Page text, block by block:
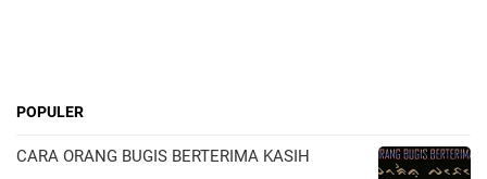
POPULER
CARA ORANG BUGIS BERTERIMA KASIH